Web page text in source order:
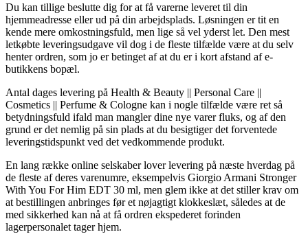
Du kan tillige beslutte dig for at få varerne leveret til din
hjemmeadresse eller ud på din arbejdsplads. Løsningen er tit en
kende mere omkostningsfuld, men lige så vel yderst let. Den mest
letkøbte leveringsudgave vil dog i de fleste tilfælde være at du selv
henter ordren, som jo er betinget af at du er i kort afstand af e-
butikkens bopæl.
Antal dages levering på Health & Beauty || Personal Care ||
Cosmetics || Perfume & Cologne kan i nogle tilfælde være ret så
betydningsfuld ifald man mangler dine nye varer fluks, og af den
grund er det nemlig på sin plads at du besigtiger det forventede
leveringstidspunkt ved det vedkommende produkt.
En lang række online selskaber lover levering på næste hverdag på
de fleste af deres varenumre, eksempelvis Giorgio Armani Stronger
With You For Him EDT 30 ml, men glem ikke at det stiller krav om
at bestillingen anbringes før et nøjagtigt klokkeslæt, således at de
med sikkerhed kan nå at få ordren ekspederet forinden
lagerpersonalet tager hjem.